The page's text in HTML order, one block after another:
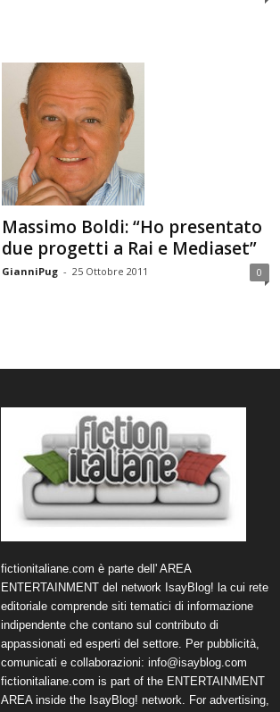
Massimo Boldi: “Ho presentato
due progetti a Rai e Mediaset”
GianniPug - 25 Ottobre 2011 0
fictionitaliane.com è parte dell' AREA
ENTERTAINMENT del network IsayBlog! la cui rete
editoriale comprende siti tematici di informazione
indipendente che contano sul contributo di
appassionati ed esperti del settore. Per pubblicità,
comunicati e collaborazioni: info@isayblog.com
fictionitaliane.com is part of the ENTERTAINMENT
AREA inside the IsayBlog! network. For advertising,